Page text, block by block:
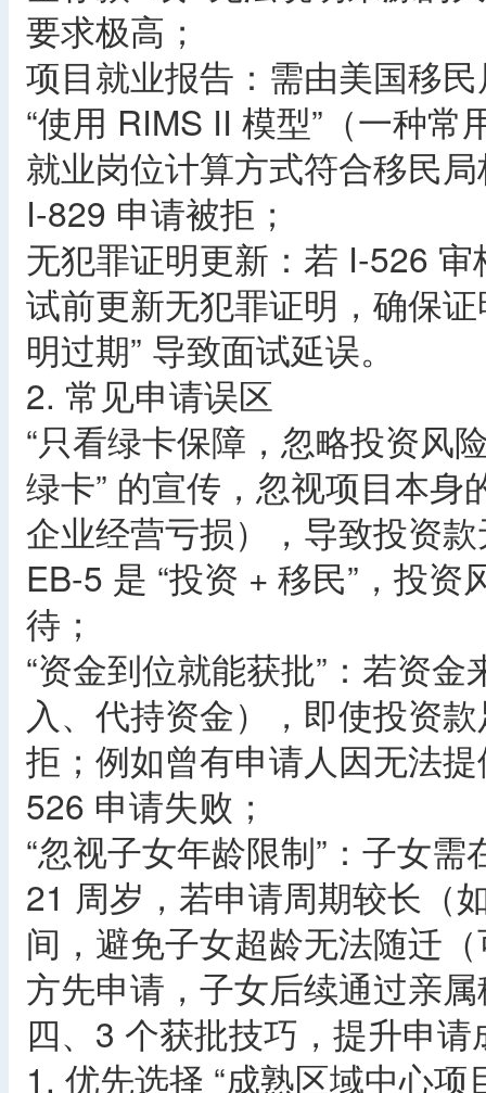
要求极高；
项目就业报告：需由美国移
“使用 RIMS II 模型”（一种
就业岗位计算方式符合移民
I-829 申请被拒；
无犯罪证明更新：若 I-526
试前更新无犯罪证明，确保
明过期” 导致面试延误。
2. 常见申请误区
“只看绿卡保障，忽略投资风
绿卡” 的宣传，忽视项目本
企业经营亏损），导致投资
EB-5 是 “投资 + 移民”，投
待；
“资金到位就能获批”：若资
入、代持资金），即使投资
拒；例如曾有申请人因无法
526 申请失败；
“忽视子女年龄限制”：子女
21 周岁，若申请周期较长（
间，避免子女超龄无法随迁
方先申请，子女后续通过亲
四、3 个获批技巧，提升申请
1. 优先选择 “成熟区域中心项